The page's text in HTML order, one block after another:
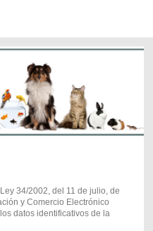
34/2002, del 11 de julio, de
y Comercio Electrónico
datos identificativos de la